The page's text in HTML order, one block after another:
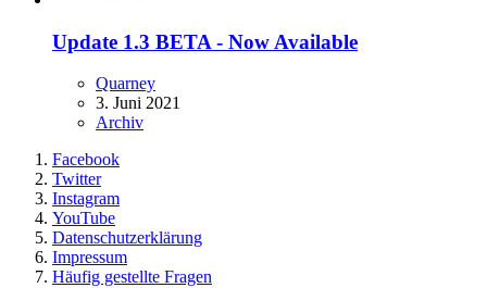
Update 1.3 BETA - Now Available
Quarney
3. Juni 2021
Archiv
Facebook
Twitter
Instagram
YouTube
Datenschutzerklärung
Impressum
Häufig gestellte Fragen